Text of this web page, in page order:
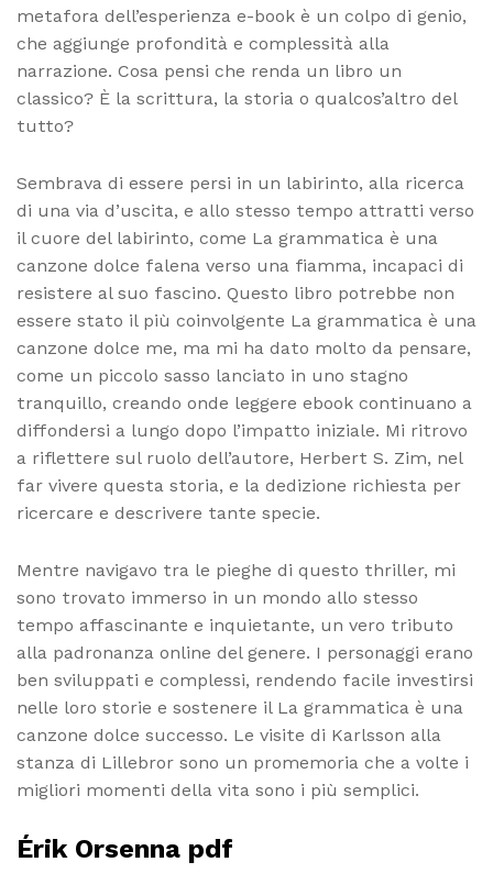
metafora dell’esperienza e-book è un colpo di genio,
che aggiunge profondità e complessità alla
narrazione. Cosa pensi che renda un libro un
classico? È la scrittura, la storia o qualcos’altro del
tutto?
Sembrava di essere persi in un labirinto, alla ricerca
di una via d’uscita, e allo stesso tempo attratti verso
il cuore del labirinto, come La grammatica è una
canzone dolce falena verso una fiamma, incapaci di
resistere al suo fascino. Questo libro potrebbe non
essere stato il più coinvolgente La grammatica è una
canzone dolce me, ma mi ha dato molto da pensare,
come un piccolo sasso lanciato in uno stagno
tranquillo, creando onde leggere ebook continuano a
diffondersi a lungo dopo l’impatto iniziale. Mi ritrovo
a riflettere sul ruolo dell’autore, Herbert S. Zim, nel
far vivere questa storia, e la dedizione richiesta per
ricercare e descrivere tante specie.
Mentre navigavo tra le pieghe di questo thriller, mi
sono trovato immerso in un mondo allo stesso
tempo affascinante e inquietante, un vero tributo
alla padronanza online del genere. I personaggi erano
ben sviluppati e complessi, rendendo facile investirsi
nelle loro storie e sostenere il La grammatica è una
canzone dolce successo. Le visite di Karlsson alla
stanza di Lillebror sono un promemoria che a volte i
migliori momenti della vita sono i più semplici.
Érik Orsenna pdf